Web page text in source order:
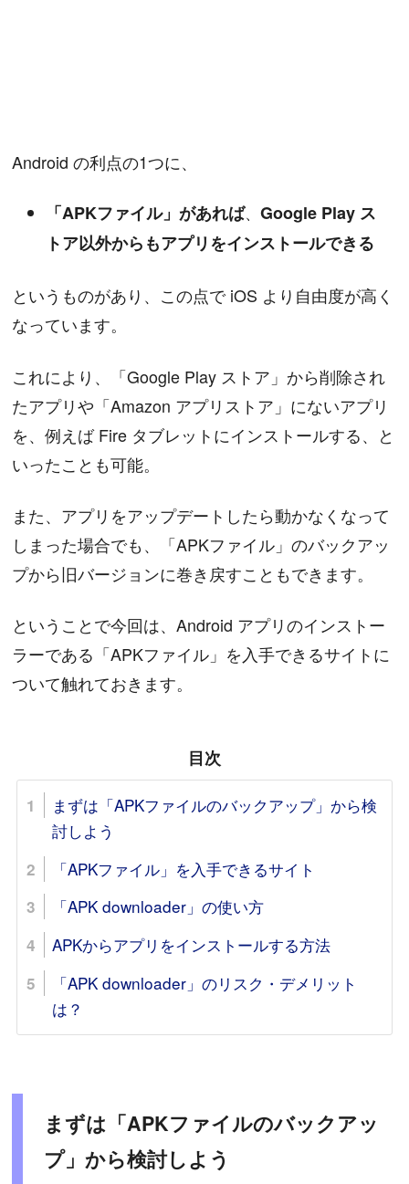
Android の利点の1つに、
「APKファイル」があれば、Google Play ス
トア以外からもアプリをインストールできる
というものがあり、この点で iOS より自由度が高く
なっています。
これにより、「Google Play ストア」から削除され
たアプリや「Amazon アプリストア」にないアプリ
を、例えば Fire タブレットにインストールする、と
いったことも可能。
また、アプリをアップデートしたら動かなくなって
しまった場合でも、「APKファイル」のバックアッ
プから旧バージョンに巻き戻すこともできます。
ということで今回は、Android アプリのインストー
ラーである「APKファイル」を入手できるサイトに
ついて触れておきます。
目次
まずは「APKファイルのバックアップ」から検
討しよう
「APKファイル」を入手できるサイト
「APK downloader」の使い方
APKからアプリをインストールする方法
「APK downloader」のリスク・デメリット
は？
まずは「APKファイルのバックアッ
プ」から検討しよう